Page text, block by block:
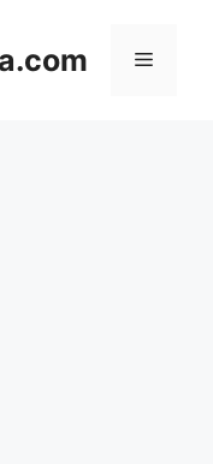
메